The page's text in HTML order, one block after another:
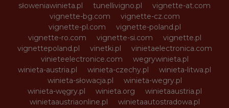
słoweniawinieta.pl
tunellivigno.pl
vignette-at.com
vignette-bg.com
vignette-cz.com
vignette-pl.com
vignette-poland.pl
vignette-ro.com
vignette-si.com
vignette.pl
vignettepoland.pl
vinetki.pl
vinietaelectronica.com
vinieteelectronice.com
wegrywinieta.pl
winieta-austria.pl
winieta-czechy.pl
winieta-litwa.pl
winieta-słowacja.pl
winieta-wegry.pl
winieta-węgry.pl
winieta.org
winietaaustria.pl
winietaaustriaonline.pl
winietaautostradowa.pl